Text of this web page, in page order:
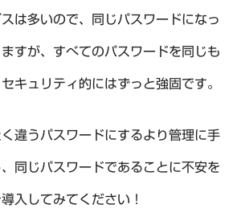
は多いので、同じパスワードになっ
すが、すべてのパスワードを同じも
キュリティ的にはずっと強固です。
違うパスワードにするより管理に手
同じパスワードであることに不安を
入してみてください！